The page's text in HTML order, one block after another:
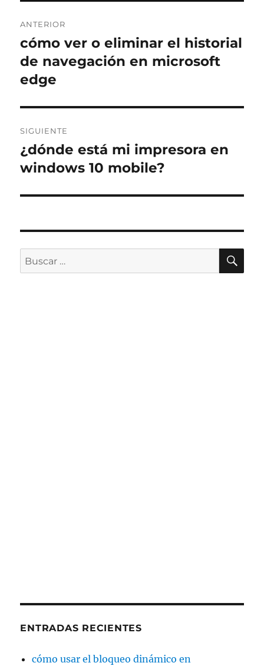
de
entradas
ANTERIOR
Entrada
anterior:
cómo ver o eliminar el historial
de navegación en microsoft
edge
SIGUIENTE
Entrada
siguiente:
¿dónde está mi impresora en
windows 10 mobile?
Buscar
por:
ENTRADAS RECIENTES
cómo usar el bloqueo dinámico en